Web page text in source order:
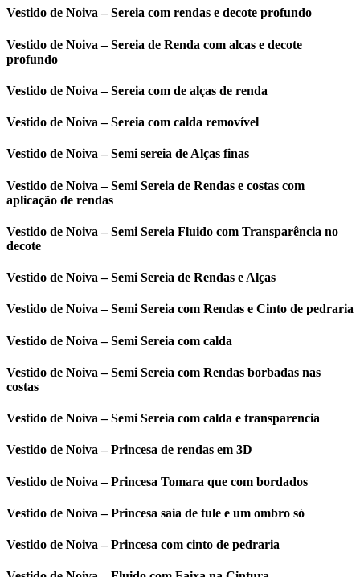
Vestido de Noiva – Sereia com rendas e decote profundo
Vestido de Noiva – Sereia de Renda com alcas e decote
profundo
Vestido de Noiva – Sereia com de alças de renda
Vestido de Noiva – Sereia com calda removível
Vestido de Noiva – Semi sereia de Alças finas
Vestido de Noiva – Semi Sereia de Rendas e costas com
aplicação de rendas
Vestido de Noiva – Semi Sereia Fluido com Transparência no
decote
Vestido de Noiva – Semi Sereia de Rendas e Alças
Vestido de Noiva – Semi Sereia com Rendas e Cinto de pedraria
Vestido de Noiva – Semi Sereia com calda
Vestido de Noiva – Semi Sereia com Rendas borbadas nas
costas
Vestido de Noiva – Semi Sereia com calda e transparencia
Vestido de Noiva – Princesa de rendas em 3D
Vestido de Noiva – Princesa Tomara que com bordados
Vestido de Noiva – Princesa saia de tule e um ombro só
Vestido de Noiva – Princesa com cinto de pedraria